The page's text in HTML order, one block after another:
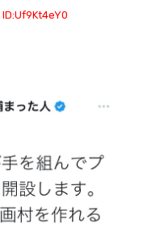
ID:Uf9Kt4eY0